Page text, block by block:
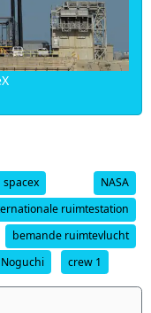
spacex
NASA
ruimtestation
bemande ruimtevlucht
crew 1